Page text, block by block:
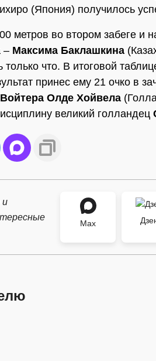
(Япония) получилось
метров во втором забеге и
– Максима Баклашкина
что. В итоговой
принес ему 21 очко в
Войтера Олде Хойвела
великий голландец
и
Max